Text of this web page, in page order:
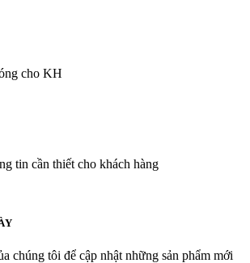
cho KH
tin cần thiết cho khách hàng
chúng tôi để cập nhật những sản phẩm mới